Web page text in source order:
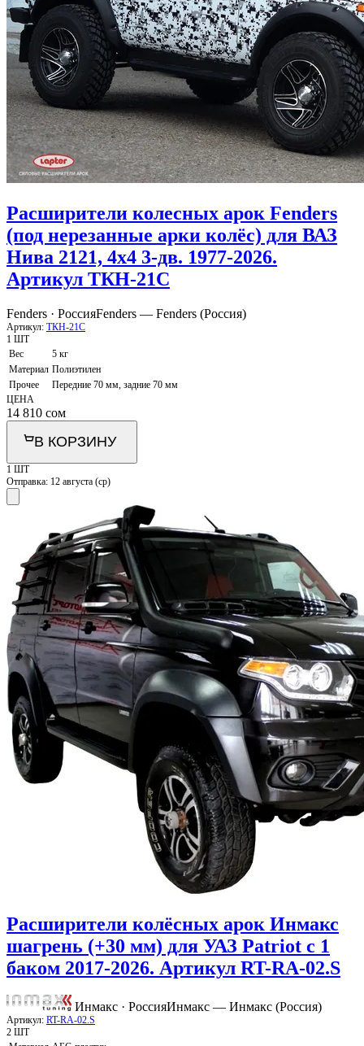
Расширители колесных арок Fenders
(под нерезанные арки колёс) для ВАЗ
Нива 2121, 4x4 3-дв. 1977-2026.
Артикул ТКН-21С
Fenders · РоссияFenders — Fenders (Россия)
Артикул: ТКН-21С
1 ШТ
Вес
5 кг
Материал Полиэтилен
Прочее
Передние 70 мм, задние 70 мм
ЦЕНА
14 810 сом
В КОРЗИНУ
1 ШТ
Отправка: 12 августа (ср)
Расширители колёсных арок Инмакс
шагрень (+30 мм) для УАЗ Patriot с 1
баком 2017-2026. Артикул RT-RA-02.S
Инмакс · РоссияИнмакс — Инмакc (Россия)
Артикул: RT-RA-02.S
2 ШТ